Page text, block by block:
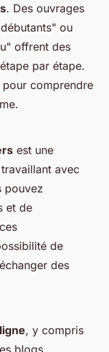
. Des ouvrages
ou
offrent des
par étape.
comprendre
est une
avec
pouvez
et de
de
des
, y compris
blogs